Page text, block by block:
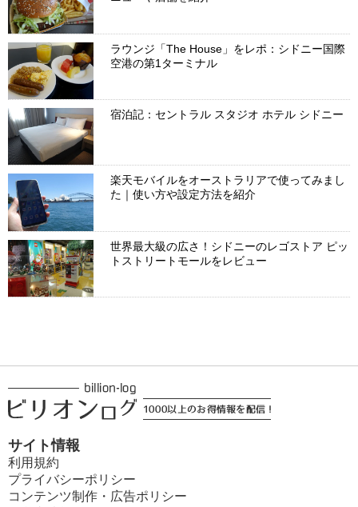
ラウンジ「The House」をレポ：シドニー国際
空港の第1ターミナル
宿泊記：セントラル スタジオ ホテル シドニー
楽天モバイルをオーストラリアで使ってみまし
た｜使い方や設定方法を紹介
世界最大級の広さ！シドニーのレゴストア ピッ
トストリートモールをレビュー
サイト情報
利用規約
プライバシーポリシー
コンテンツ制作・広告ポリシー